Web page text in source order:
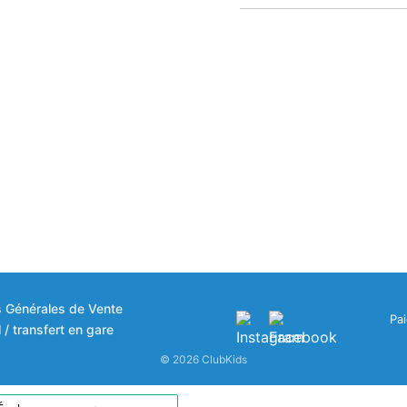
Générales de Vente
/ transfert en gare
© 2026 ClubKids